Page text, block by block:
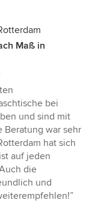
Maß in
bei
und sind mit
Beratung war sehr
hat sich
auf jeden
die
und